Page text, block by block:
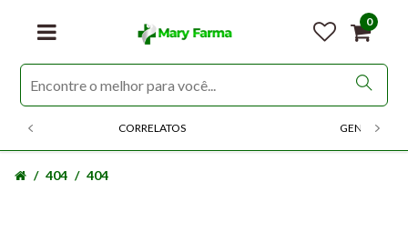
0
CORRELATOS GENERICOS
404 404